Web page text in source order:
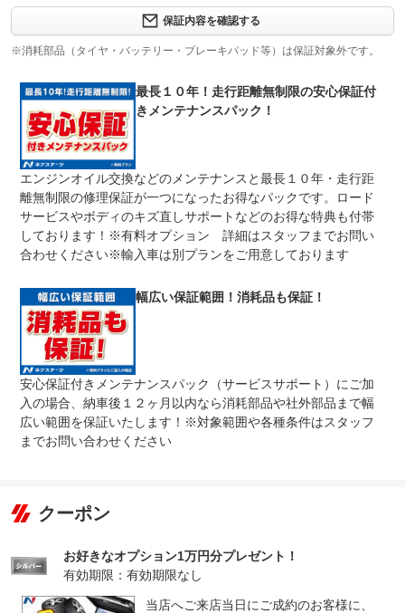
保証項目
３ヶ月・３０００ｋｍ以内ならエンジン、トランスミッシ
ョン、ハイブリッド、ステアリング、ブレーキの各機構に
おける主要項目を無償修理（または交換）いたします。
修理回数 無制限
上限金額
限度額無制限
期間中は何度でも修理可能！修理金額は車両本体価格の１
００％までしっかり保証します。車両本体価格５０万円以
下の場合は５０万円まで保証します。
免責金
無し
保証修理の対象となる場合は、お客様の費用負担は一切ご
ざいません。
保証修理
受付先
全国のネクステージで受付可能！ご遠方でネクステージに
持ち込めないお客様も保証修理はお受け頂けます。詳細
法定整備
整備付 法定12ヶ月または法定24ヶ月点検整備付
※車検なし・車検整備付の場合は法定24ヶ月点検整備付
※商用車は6ヶ月または12ヶ月点検整備付
法定整備
について
１．契約後～納車までに法定点検を実施致します。 ２．
支払総額に整備代金を含んでおります。 ３．点検記録簿
が発行されます。
保証内容を確認する
※消耗部品（タイヤ・バッテリー・ブレーキパッド等）は保証対象外です。
最長１０年！走行距離無制限の安心保証付
きメンテナンスパック！
エンジンオイル交換などのメンテナンスと最長１０年・走行距
離無制限の修理保証が一つになったお得なパックです。ロード
サービスやボディのキズ直しサポートなどのお得な特典も付帯
しております！※有料オプション 詳細はスタッフまでお問い
合わせください※輸入車は別プランをご用意しております
幅広い保証範囲！消耗品も保証！
安心保証付きメンテナンスパック（サービスサポート）にご加
入の場合、納車後１２ヶ月以内なら消耗部品や社外部品まで幅
広い範囲を保証いたします！※対象範囲や各種条件はスタッフ
までお問い合わせください
クーポン
お好きなオプション1万円分プレゼント！
有効期限：有効期限なし
当店へご来店当日にご成約のお客様に、